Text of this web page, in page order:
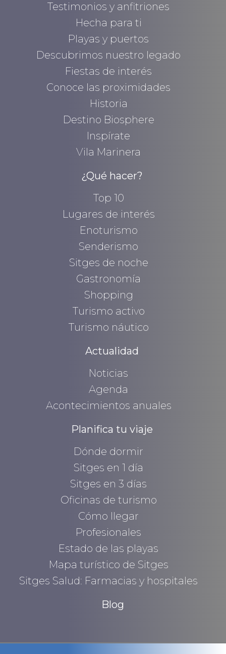
Testimonios y anfitriones
Hecha para ti
Playas y puertos
Descubrimos nuestro legado
Fiestas de interés
Conoce las proximidades
Historia
Destino Biosphere
Inspírate
Vila Marinera
¿Qué hacer?
Top 10
Lugares de interés
Enoturismo
Senderismo
Sitges de noche
Gastronomía
Shopping
Turismo activo
Turismo náutico
Actualidad
Noticias
Agenda
Acontecimientos anuales
Planifica tu viaje
Dónde dormir
Sitges en 1 día
Sitges en 3 días
Oficinas de turismo
Cómo llegar
Profesionales
Estado de las playas
Mapa turístico de Sitges
Sitges Salud: Farmacias y hospitales
Blog